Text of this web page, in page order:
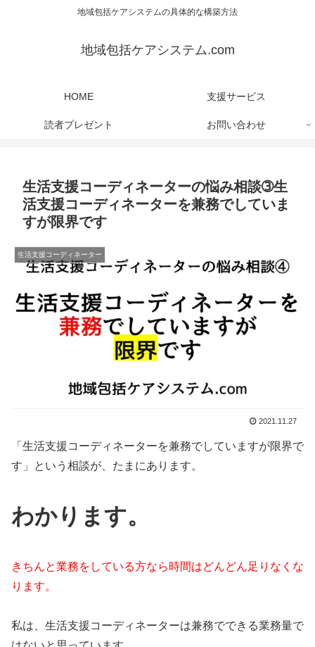
地域包括ケアシステムの具体的な構築方法
地域包括ケアシステム.com
HOME 支援サービス
読者プレゼント お問い合わせ
生活支援コーディネーターの悩み相談➂生
活支援コーディネーターを兼務でしていま
すが限界です
生活支援コーディネーター
2021.11.27
「生活支援コーディネーターを兼務でしていますが限界で
す」という相談が、たまにあります。
わかります。
きちんと業務をしている方なら時間はどんどん足りなくな
ります。
私は、生活支援コーディネーターは兼務でできる業務量で